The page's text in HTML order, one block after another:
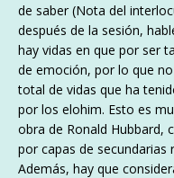
de saber (Nota del
después de la sesión,
hay vidas en que por ser
de emoción, por lo que
total de vidas que ha
por los elohim. Esto es
obra de Ronald Hubbard,
por capas de secundarias
Además, hay que